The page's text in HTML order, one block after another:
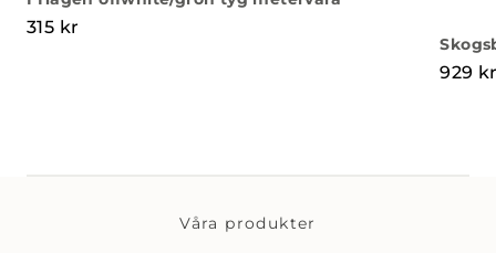
315 kr
929
Våra produkter